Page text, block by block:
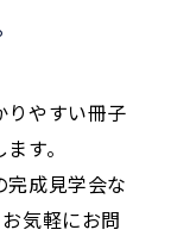
りやすい冊子
す。
完成見学会な
気軽にお問